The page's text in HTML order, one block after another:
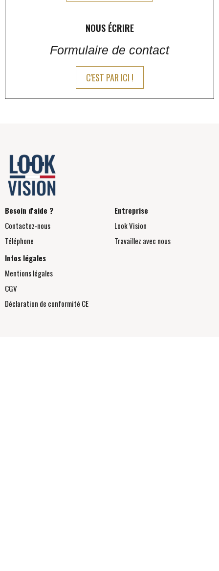
NOUS ÉCRIRE
Formulaire de contact
C'EST PAR ICI !
Besoin d'aide ?
Contactez-nous
Téléphone
Entreprise
Look Vision
Travaillez avec nous
Infos légales
Mentions légales
CGV
Déclaration de conformité CE